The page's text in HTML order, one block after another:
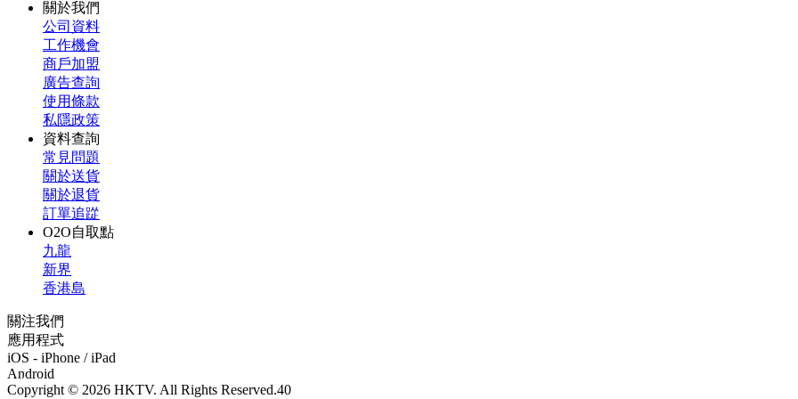
關於我們
公司資料
工作機會
商戶加盟
廣告查詢
使用條款
私隱政策
資料查詢
常見問題
關於送貨
關於退貨
訂單追踨
O2O自取點
九龍
新界
香港島
關注我們
應用程式
iOS - iPhone / iPad
Android
Copyright © 2026 HKTV. All Rights Reserved.40